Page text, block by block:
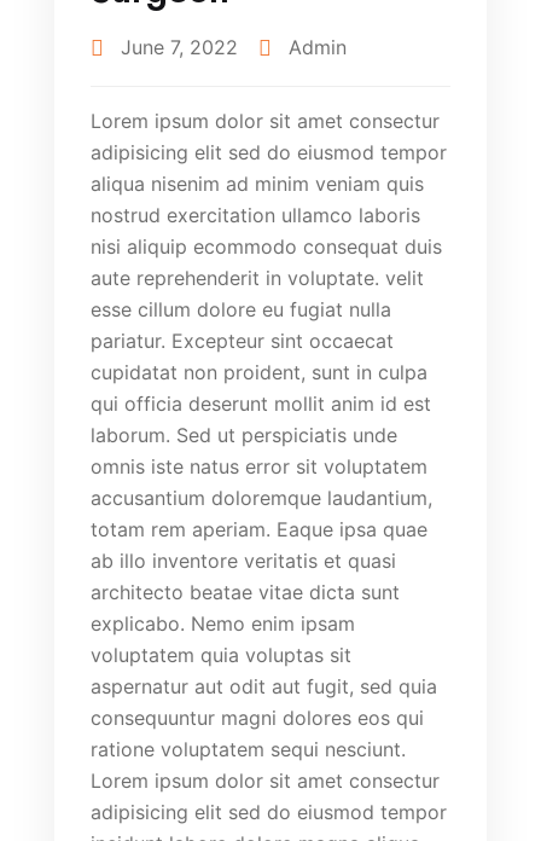
June 7, 2022 Admin
Lorem ipsum dolor sit amet consectur
adipisicing elit sed do eiusmod tempor
aliqua nisenim ad minim veniam quis
nostrud exercitation ullamco laboris
nisi aliquip ecommodo consequat duis
aute reprehenderit in voluptate. velit
esse cillum dolore eu fugiat nulla
pariatur. Excepteur sint occaecat
cupidatat non proident, sunt in culpa
qui officia deserunt mollit anim id est
laborum. Sed ut perspiciatis unde
omnis iste natus error sit voluptatem
accusantium doloremque laudantium,
totam rem aperiam. Eaque ipsa quae
ab illo inventore veritatis et quasi
architecto beatae vitae dicta sunt
explicabo. Nemo enim ipsam
voluptatem quia voluptas sit
aspernatur aut odit aut fugit, sed quia
consequuntur magni dolores eos qui
ratione voluptatem sequi nesciunt.
Lorem ipsum dolor sit amet consectur
adipisicing elit sed do eiusmod tempor